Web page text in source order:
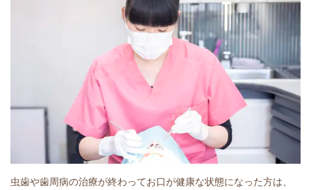
虫歯や歯周病の治療が終わってお口が健康な状態になった方は、